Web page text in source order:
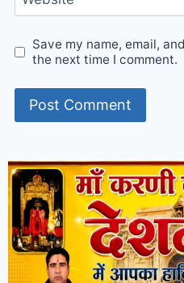
Save my name, email,
the next time I comment.